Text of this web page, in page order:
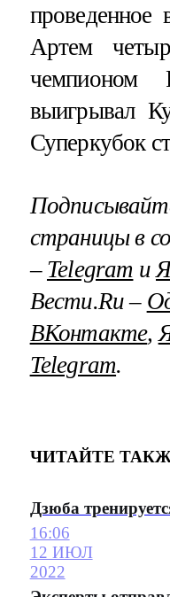
проведенное
Артем
чемпионом
выигрывал
Суперкубок
страницы в
– Telegram и
Вести.Ru –
ВКонтакте,
Telegram.
ЧИТАЙТЕ
Дзюба
16:06
12 ИЮЛ
2022